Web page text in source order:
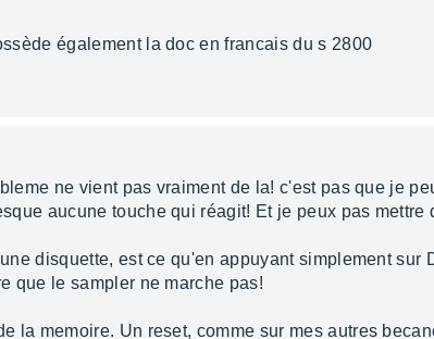
également la doc en francais du s 2800
ne vient pas vraiment de la! c'est pas que je
aucune touche qui réagit! Et je peux pas mettre
disquette, est ce qu'en appuyant simplement sur
que le sampler ne marche pas!
la memoire. Un reset, comme sur mes autres